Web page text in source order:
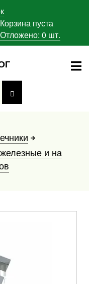
пуста
0 шт.
и на